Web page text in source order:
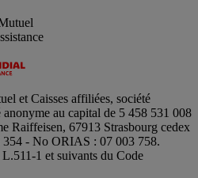
et Caisses affiliées, société
au capital de 5 458 531 008
Raiffeisen, 67913 Strasbourg cedex
- No ORIAS : 07 003 758.
1 et suivants du Code